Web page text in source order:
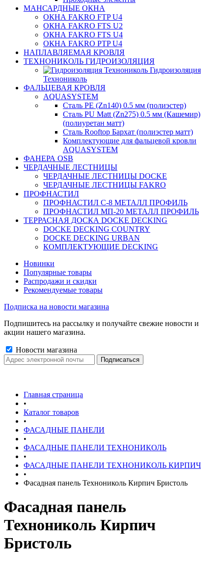
МАНСАРДНЫЕ ОКНА
ОКНА FAKRO FTP U4
ОКНА FAKRO FTS U2
ОКНА FAKRO FTS U4
ОКНА FAKRO PTP U4
НАПЛАВЛЯЕМАЯ КРОВЛЯ
ТЕХНОНИКОЛЬ ГИДРОИЗОЛЯЦИЯ
Гидроизоляция
Технониколь
ФАЛЬЦЕВАЯ КРОВЛЯ
AQUASYSTEM
Сталь PE (Zn140) 0.5 мм (полиэстер)
Сталь PU Matt (Zn275) 0.5 мм (Кашемир)
(полиуретан матт)
Сталь Rooftop Бархат (полиэстер матт)
Комплектующие для фальцевой кровли
AQUASYSTEM
ФАНЕРА OSB
ЧЕРДАЧНЫЕ ЛЕСТНИЦЫ
ЧЕРДАЧНЫЕ ЛЕСТНИЦЫ DOCKE
ЧЕРДАЧНЫЕ ЛЕСТНИЦЫ FAKRO
ПРОФНАСТИЛ
ПРОФНАСТИЛ C-8 МЕТАЛЛ ПРОФИЛЬ
ПРОФНАСТИЛ МП-20 МЕТАЛЛ ПРОФИЛЬ
ТЕРРАСНАЯ ДОСКА DOCKE DECKING
DOCKE DECKING COUNTRY
DOCKE DECKING URBAN
КОМПЛЕКТУЮЩИЕ DECKING
Новинки
Популярные товары
Распродажи и скидки
Рекомендуемые товары
Подписка на новости магазина
Подпишитесь на рассылку и получайте свежие новости и
акции нашего магазина.
Новости магазина
Главная страница
•
Каталог товаров
•
ФАСАДНЫЕ ПАНЕЛИ
•
ФАСАДНЫЕ ПАНЕЛИ ТЕХНОНИКОЛЬ
•
ФАСАДНЫЕ ПАНЕЛИ ТЕХНОНИКОЛЬ КИРПИЧ
•
Фасадная панель Технониколь Кирпич Бристоль
Фасадная панель
Технониколь Кирпич
Бристоль